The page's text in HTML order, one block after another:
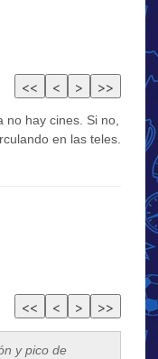
hay cines. Si no,
en las teles.
y pico de